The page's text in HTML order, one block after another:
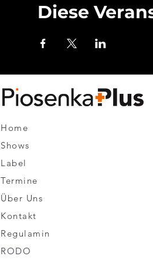
Diese
Home
Shows
Label
Termine
Über Uns
Kontakt
Regulamin
RODO